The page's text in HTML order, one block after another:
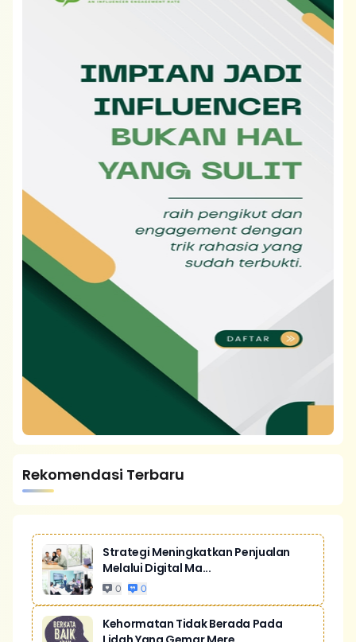
Rekomendasi Terbaru
Strategi Meningkatkan Penjualan
Melalui Digital Ma...
0 0
Kehormatan Tidak Berada Pada